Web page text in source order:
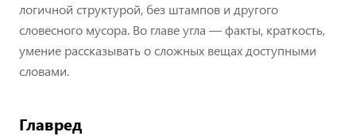
логичной структурой, без штампов и другого
словесного мусора. Во главе угла — факты, краткость,
умение рассказывать о сложных вещах доступными
словами.
Главред